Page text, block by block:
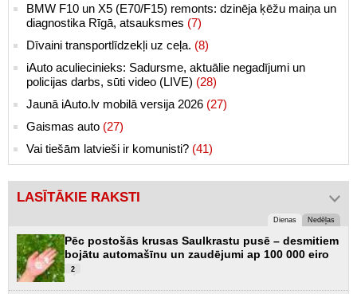
BMW F10 un X5 (E70/F15) remonts: dzinēja ķēžu maiņa un
diagnostika Rīgā, atsauksmes (7)
Dīvaini transportlīdzekļi uz ceļa. (8)
iAuto aculiecinieks: Sadursme, aktuālie negadījumi un
policijas darbs, sūti video (LIVE) (28)
Jaunā iAuto.lv mobilā versija 2026 (27)
Gaismas auto (27)
Vai tiešām latvieši ir komunisti? (41)
LASĪTĀKIE RAKSTI
Dienas Nedēļas
Pēc postošās krusas Saulkrastu pusē – desmitiem
bojātu automašīnu un zaudējumi ap 100 000 eiro
2